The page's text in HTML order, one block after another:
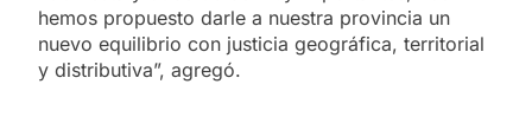
hemos propuesto darle a nuestra provincia un
nuevo equilibrio con justicia geográfica, territorial
y distributiva”, agregó.